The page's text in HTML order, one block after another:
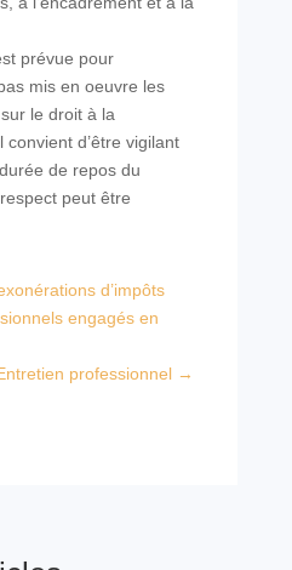
prévue pour
mis en oeuvre les
le droit à la
d’être vigilant
de repos du
peut être
d’impôts
engagés en
professionnel →